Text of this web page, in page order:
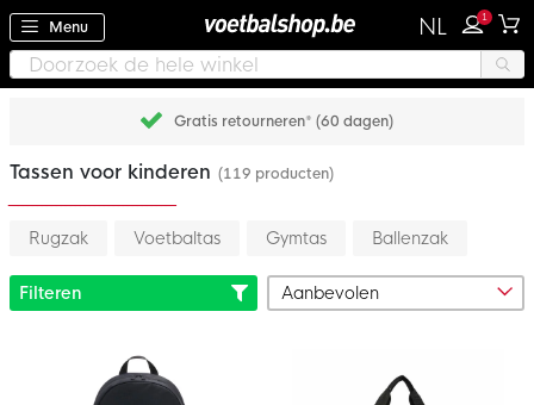
Menu NL 1
Gratis retourneren* (60 dagen)
Tassen voor kinderen (119 producten)
Rugzak Voetbaltas Gymtas Ballenzak
Filteren